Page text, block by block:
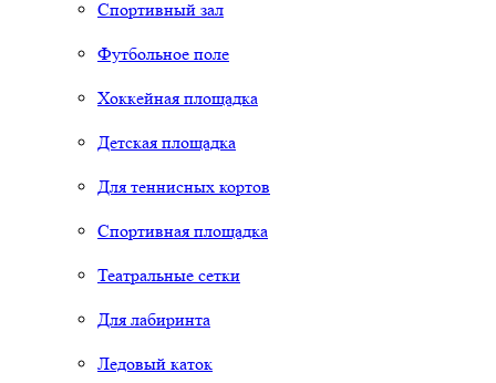
Спортивный зал
Футбольное поле
Хоккейная площадка
Детская площадка
Для теннисных кортов
Спортивная площадка
Театральные сетки
Для лабиринта
Ледовый каток